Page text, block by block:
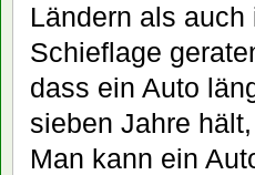
Ländern als
Schieflage
dass ein Auto
sieben Jahre
Man kann ein